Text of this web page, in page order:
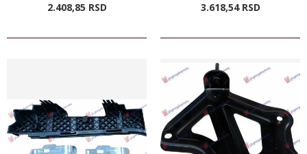
2.408,85 RSD 3.618,54 RSD